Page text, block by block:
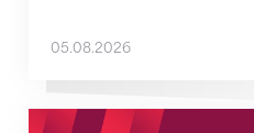
05.08.2026
Neue Empfangszeiten ab